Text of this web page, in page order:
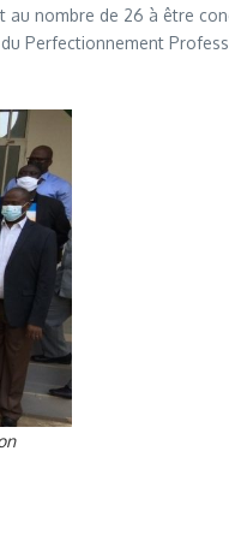
nombre de 26 à être
Perfectionnement